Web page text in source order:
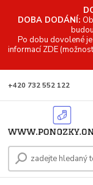
DOBA DODÁNÍ:
Po dobu dovolené je
informacíZDE
+420 732 552 122